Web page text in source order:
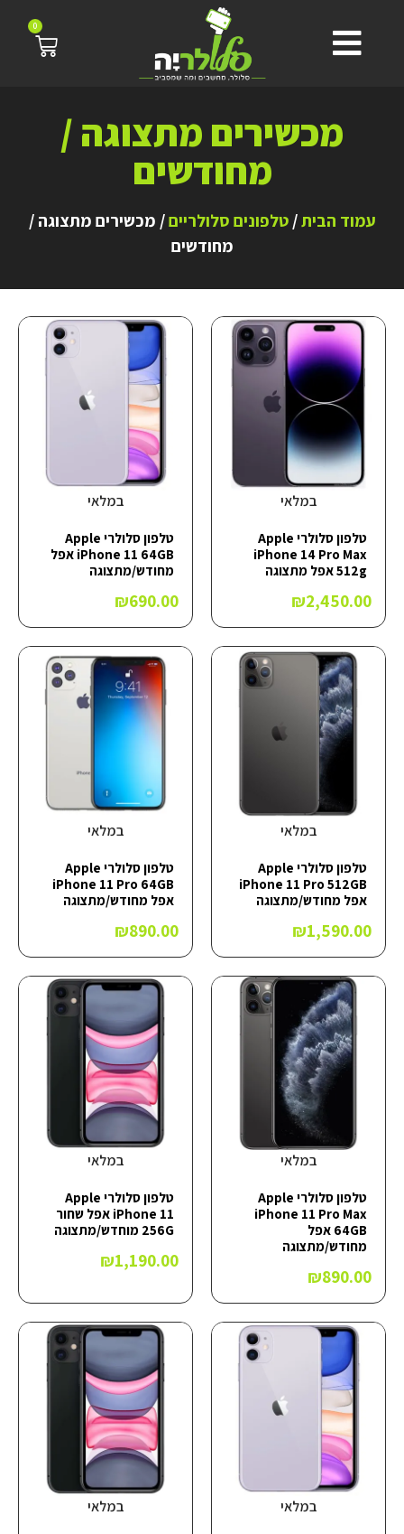
0
מכשירים מתצוגה /
מחודשים
עמוד הבית/טלפונים סלולריים/ מכשירים מתצוגה /
מחודשים
במלאי
טלפון סלולרי Apple
iPhone 14 Pro Max
512g אפל מתצוגה
₪2,450.00
במלאי
טלפון סלולרי Apple
iPhone 11 64GB אפל
מחודש/מתצוגה
₪690.00
במלאי
טלפון סלולרי Apple
iPhone 11 Pro 512GB
אפל מחודש/מתצוגה
₪1,590.00
במלאי
טלפון סלולרי Apple
iPhone 11 Pro 64GB
אפל מחודש/מתצוגה
₪890.00
במלאי
טלפון סלולרי Apple
iPhone 11 Pro Max
64GB אפל
מחודש/מתצוגה
₪890.00
במלאי
טלפון סלולרי Apple
iPhone 11 אפל שחור
256G מוחדש/מתצוגה
₪1,190.00
במלאי במלאי